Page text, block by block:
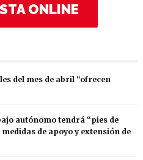
ONLINE
del mes de abril “ofrecen
autónomo tendrá “pies de
de apoyo y extensión de